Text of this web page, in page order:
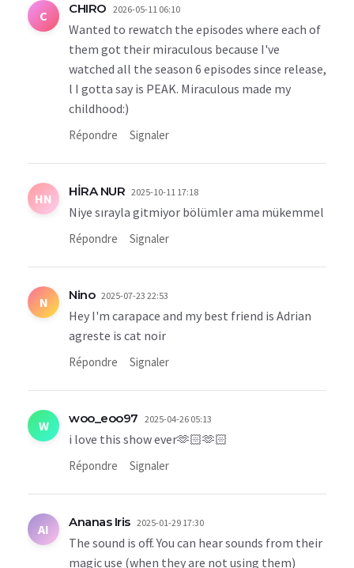
C CHIRO 2026-05-11 06:10
Wanted to rewatch the episodes where each of
them got their miraculous because I've
watched all the season 6 episodes since release,
l I gotta say is PEAK. Miraculous made my
childhood:)
Répondre Signaler
HN HİRA NUR 2025-10-11 17:18
Niye sırayla gitmiyor bölümler ama mükemmel
Répondre Signaler
N Nino 2025-07-23 22:53
Hey I'm carapace and my best friend is Adrian
agreste is cat noir
Répondre Signaler
W woo_eoo97 2025-04-26 05:13
i love this show ever🫶🏻🫶🏻
Répondre Signaler
AI Ananas Iris 2025-01-29 17:30
The sound is off. You can hear sounds from their
magic use (when they are not using them)